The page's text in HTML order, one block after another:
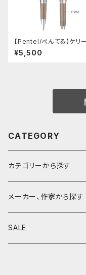
【Pentel/ぺんてる】ケリ
さーコラボ限定カラー
¥5,500
CATEGORY
カテゴリーから探す
鉛筆
鉛筆補助軸
メーカー、作家から探す
590&Co.
SALE